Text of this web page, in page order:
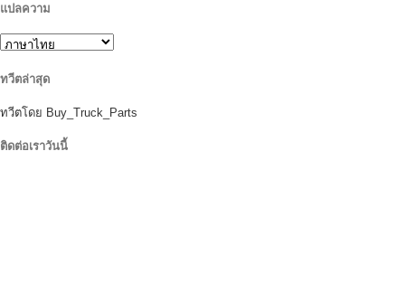
แปลความ
ทวีตล่าสุด
ทวีตโดย Buy_Truck_Parts
ติดต่อเราวันนี้